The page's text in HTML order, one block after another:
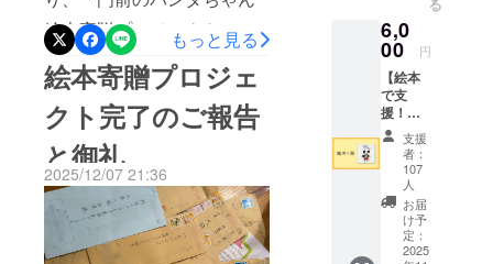
どもたちにも、「命の大切
さ」や「地域の絆」を優し
く包み込むように伝えてく
れます。そして物語の最
後、パンダちゃんが心から
願う「いつか門前のお家に
帰れるといいなぁ」という
言葉は、読む子どもたちの
胸に、ぽっと温かな灯りを
のような形で掲載していた
だけたのは、ご支援してく
ださった皆さま一人ひとり
のおかげです。心より感謝
いたします。本当にありが
とうございます。こうした
WEBメディアで紹介してい
ただくことを通して、能登
絵本寄贈プロジェクト」
は、全国の小学校・こども
園・図書館への絵本の一斉
寄贈を、無事に終えること
ができました。このたび、
その取り組みについて読売
新聞の夕刊に掲載していた
だきました。この絵本と活
もっと見る
絵本寄贈プロジェ
クト完了のご報告
と御礼
2025/12/07 21:36
カー１
枚 ・直
径8㎝ ※
画像は
製作中
のイ
メージ
です。
6,0
00 円
【絵本
で支
援！】
・お礼
のメッ
セージ
・「門
前のパ
ンダ
ちゃ
ん」を1
支援
者：
107
人
お届
け予
定：
2025